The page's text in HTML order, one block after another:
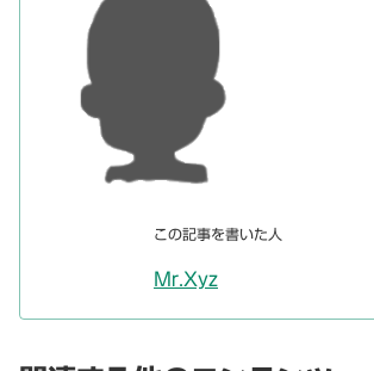
この記事を書いた人
Mr.Xyz